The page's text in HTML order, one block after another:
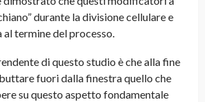
durante la divisione cellulare e
termine del processo.
di questo studio è che alla fine
fuori dalla finestra quello che
su questo aspetto fondamentale